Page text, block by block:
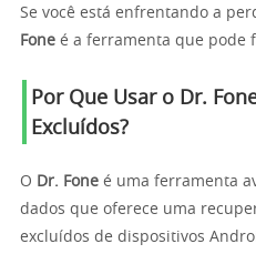
Se você está enfrentando a
Fone é a ferramenta que pode
Por Que Usar o Dr.
Excluídos?
O Dr. Fone é uma ferramenta
dados que oferece uma
excluídos de dispositivos